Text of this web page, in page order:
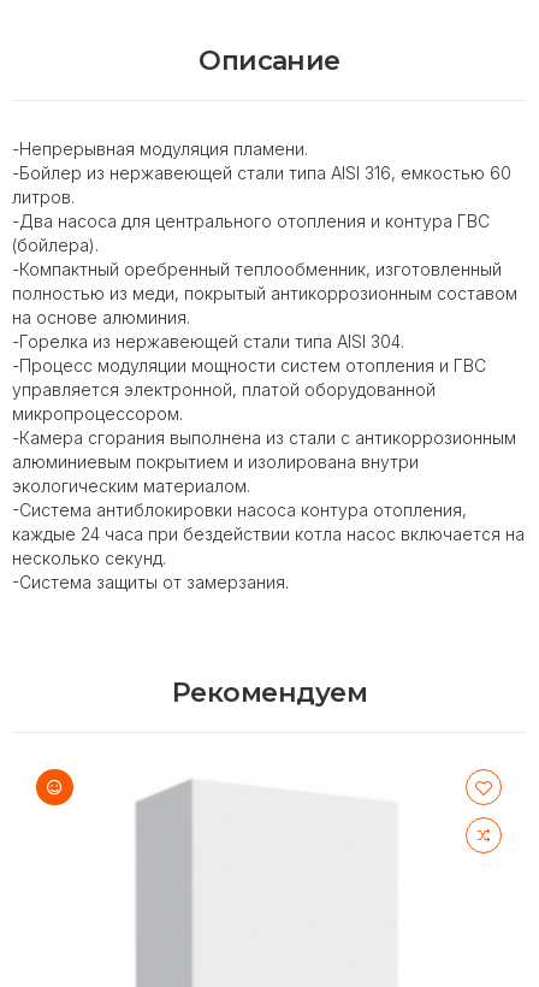
Описание
-Непрерывная модуляция пламени.
-Бойлер из нержавеющей стали типа AISI 316, емкостью 60
литров.
-Два насоса для центрального отопления и контура ГВС
(бойлера).
-Компактный оребренный теплообменник, изготовленный
полностью из меди, покрытый антикоррозионным составом
на основе алюминия.
-Горелка из нержавеющей стали типа AISI 304.
-Процесс модуляции мощности систем отопления и ГВС
управляется электронной, платой оборудованной
микропроцессором.
-Камера сгорания выполнена из стали с антикоррозионным
алюминиевым покрытием и изолирована внутри
экологическим материалом.
-Cистема антиблокировки насоса контура отопления,
каждые 24 часа при бездействии котла насос включается на
несколько секунд.
-Cистема защиты от замерзания.
Рекомендуем